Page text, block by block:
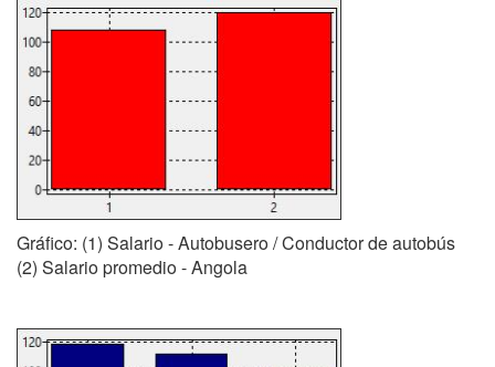
Gráfico: (1) Salario - Autobusero / Conductor de autobús
(2) Salario promedio - Angola